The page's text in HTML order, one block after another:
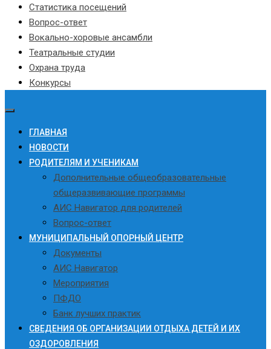
Статистика посещений
Вопрос-ответ
Вокально-хоровые ансамбли
Театральные студии
Охрана труда
Конкурсы
ГЛАВНАЯ
НОВОСТИ
РОДИТЕЛЯМ И УЧЕНИКАМ
Дополнительные общеобразовательные
общеразвивающие программы
АИС Навигатор для родителей
Вопрос-ответ
МУНИЦИПАЛЬНЫЙ ОПОРНЫЙ ЦЕНТР
Документы
АИС Навигатор
Мероприятия
ПФДО
Банк лучших практик
СВЕДЕНИЯ ОБ ОРГАНИЗАЦИИ ОТДЫХА ДЕТЕЙ И ИХ
ОЗДОРОВЛЕНИЯ